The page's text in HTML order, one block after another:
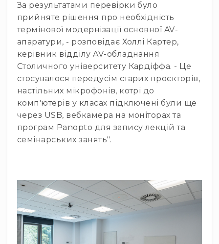
Для
домашньої
IP
телефонії
Для
та
колл-
центрів
Аксесуари
і
комплектуючі
Рішення
Готові
комплекти
для
нарад
і
За результатами перевірки було
прийняте рішення про необхідність
термінової модернізації основної AV-
апаратури, - розповідає Холлі Картер,
керівник відділу AV-обладнання
Столичного університету Кардіффа. - Це
стосувалося передусім старих проєкторів,
настільних мікрофонів, котрі до
комп'ютерів у класах підключені були ще
через USB, вебкамера на моніторах та
програм Panopto для запису лекцій та
семінарських занять".